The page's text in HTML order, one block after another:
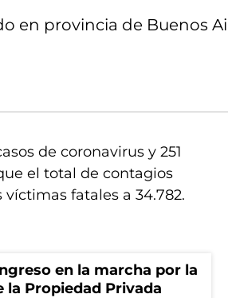
en provincia de Buenos
de coronavirus y 251
el total de contagios
víctimas fatales a 34.782.
en la marcha por la
la Propiedad Privada